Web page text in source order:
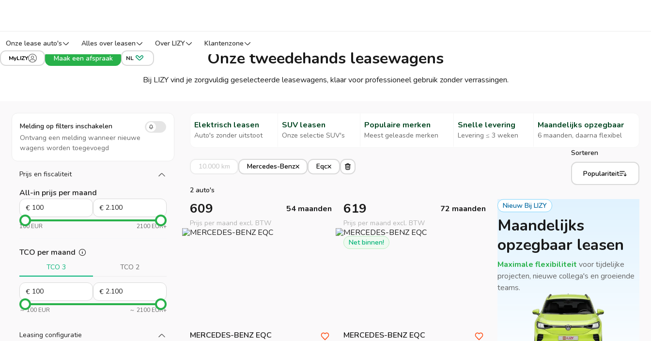
Onze lease auto's Alles over leasen Over LIZY Klantenzone
MyLIZY Maak een afspraak NL Onze tweedehands leasewagens
Bij LIZY vind je zorgvuldig geselecteerde leasewagens, klaar voor professioneel gebruik zonder verrassingen.
Melding op filters inschakelen
Ontvang een melding wanneer nieuwe
wagens worden toegevoegd
Prijs en fiscaliteit
All-in prijs per maand
€ €
100 EUR 2100 EUR+
TCO per maand
TCO 3 TCO 2
€ €
～ 100 EUR ～ 2100 EUR+
Leasing configuratie
Elektrisch leasen
Auto's zonder uitstoot
SUV leasen
Onze selectie SUV's
Populaire merken
Meest geleasde merken
Snelle levering
Levering ≤ 3 weken
Maandelijks opzegbaar
6 maanden, daarna flexibel
10.000 km Mercedes-Benz Eqc
Sorteren
Populariteit
2 auto's
609 54 maanden
Prijs per maand excl. BTW
MERCEDES-BENZ EQC
619 72 maanden
Prijs per maand excl. BTW
Net binnen!
MERCEDES-BENZ EQC
Nieuw Bij LIZY
Maandelijks
opzegbaar leasen
Maximale flexibiliteit voor tijdelijke
projecten, nieuwe collega's en groeiende
teams.